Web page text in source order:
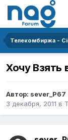
Телекомбиржа -
Хочу Взять
Автор: sever_P67
3 декабря, 2011 в